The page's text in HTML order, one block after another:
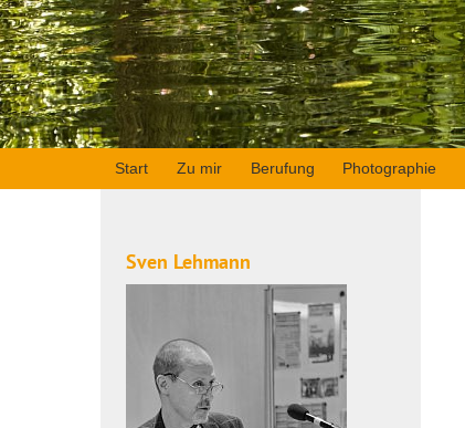
Start Zu mir Berufung Photographie
Sven Lehmann